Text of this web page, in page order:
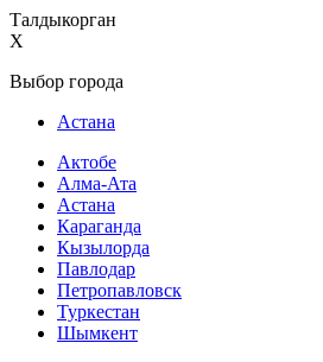
Талдыкорган
X
Выбор города
Астана
Актобе
Алма-Ата
Астана
Караганда
Кызылорда
Павлодар
Петропавловск
Туркестан
Шымкент